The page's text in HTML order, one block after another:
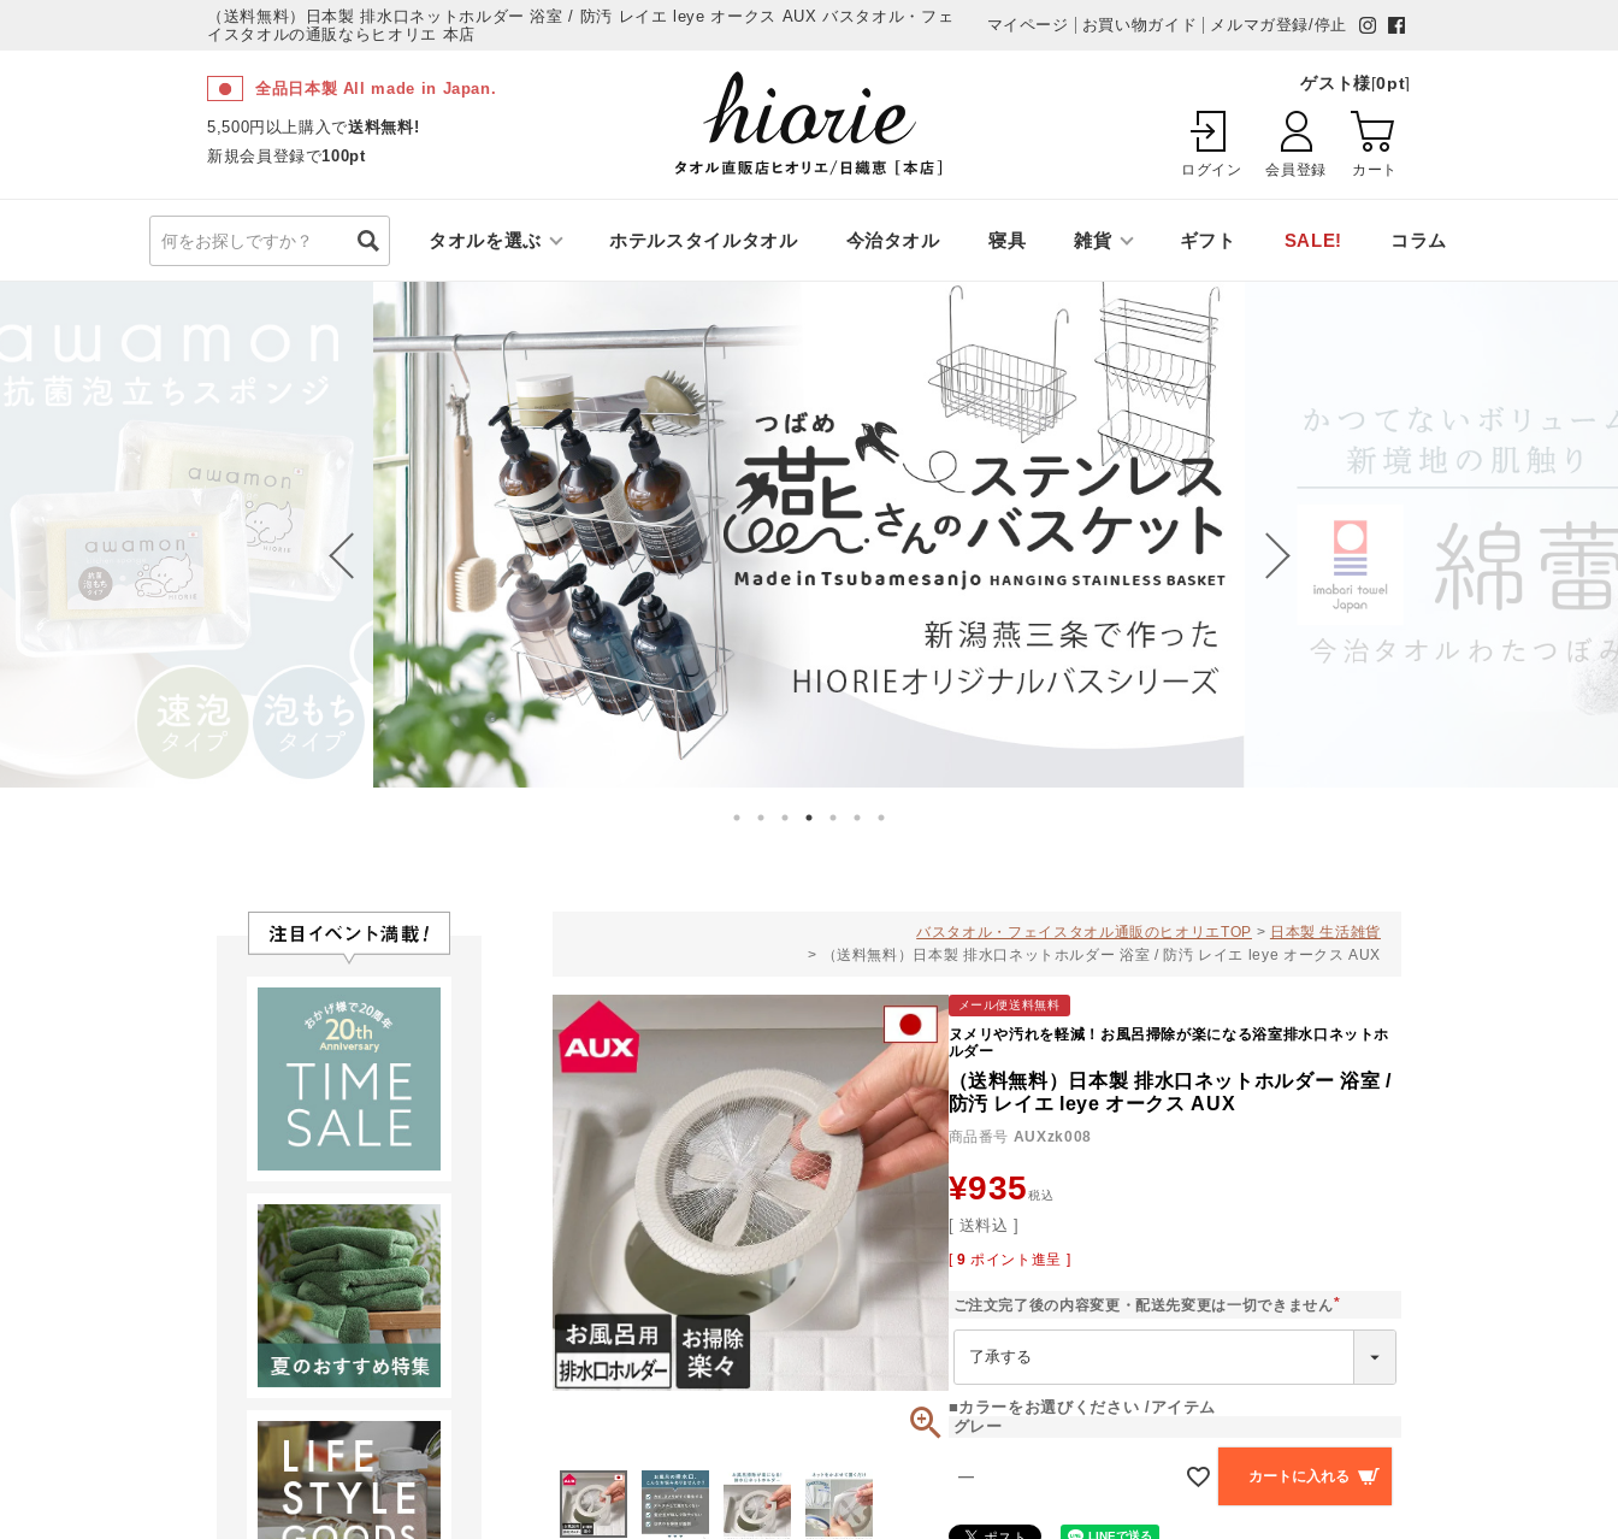
（送料無料）日本製 排水口ネットホルダー 浴室 / 防汚 レイエ leye オークス AUXバスタオル・フェ
イスタオルの通販ならヒオリエ 本店
マイページ お買い物ガイド メルマガ登録/停止
全品日本製 All made in Japan.
5,500円以上購入で送料無料!
新規会員登録で100pt
ゲスト様[0pt]
ログイン 会員登録 カート
タオルを選ぶ ホテルスタイルタオル 今治タオル 寝具 雑貨 ギフト SALE! コラム
バスタオル・フェイスタオル通販のヒオリエTOP
日本製 生活雑貨
（送料無料）日本製 排水口ネットホルダー 浴室 / 防汚 レイエ leye オークス AUX
メール便送料無料
ヌメリや汚れを軽減！お風呂掃除が楽になる浴室排水口ネットホ
ルダー
（送料無料）日本製 排水口ネットホルダー 浴室 /
防汚 レイエ leye オークス AUX
商品番号 AUXzk008
¥935税込
送料込
[ 9 ポイント進呈 ]
ご注文完了後の内容変更・配送先変更は一切できません
必
■カラーをお選びください
アイテム
グレー
― カートに入れる